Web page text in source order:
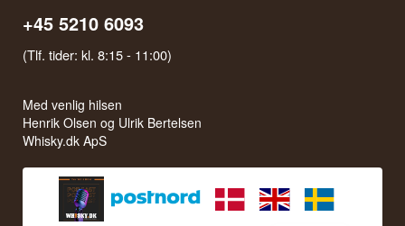
+45 5210 6093
(Tlf. tider: kl. 8:15 - 11:00)
Med venlig hilsen
Henrik Olsen og Ulrik Bertelsen
Whisky.dk ApS